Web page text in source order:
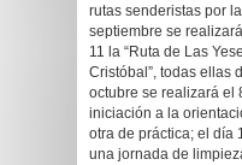
rutas senderistas por
septiembre se
11 la “Ruta de Las
Cristóbal”, todas ellas
octubre se realizará el
iniciación a la
otra de práctica; el día
una jornada de